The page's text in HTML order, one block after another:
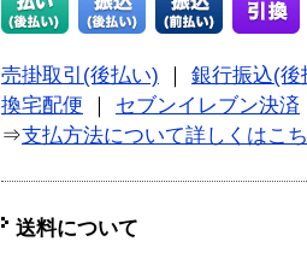
売掛取引(後払い)
銀行振込(後
換宅配便
セブンイレブン決済
⇒支払方法について詳しくはこ
送料について